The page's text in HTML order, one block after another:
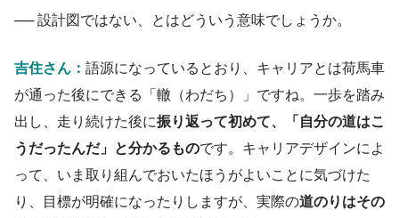
── 設計図ではない、とはどういう意味でしょうか。
吉住さん： 語源になっているとおり、 キャリアとは荷馬車
が通った後にできる「轍（わだち）」ですね。一歩を踏み
出し、走り続けた後に振り返って初めて、「自分の道はこ
うだったんだ」と分かるものです。 キャリアデザインによ
って、いま取り組んでおいたほうがよいことに気づけた
り、目標が明確になったりしますが、実際の道のりはその